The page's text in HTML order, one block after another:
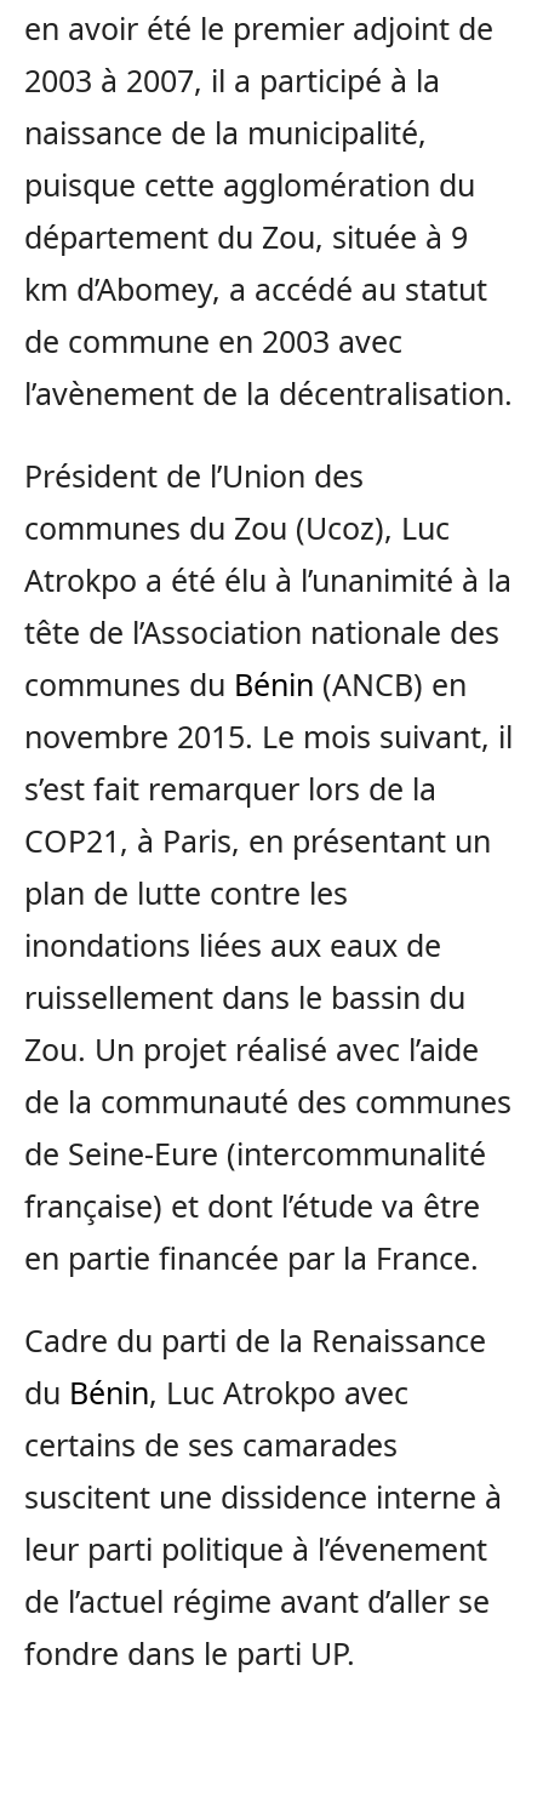
en avoir été le premier adjoint de
2003 à 2007, il a participé à la
naissance de la municipalité,
puisque cette agglomération du
département du Zou, située à 9
km d’Abomey, a accédé au statut
de commune en 2003 avec
l’avènement de la décentralisation.
Président de l’Union des
communes du Zou (Ucoz), Luc
Atrokpo a été élu à l’unanimité à la
tête de l’Association nationale des
communes du Bénin (ANCB) en
novembre 2015. Le mois suivant, il
s’est fait remarquer lors de la
COP21, à Paris, en présentant un
plan de lutte contre les
inondations liées aux eaux de
ruissellement dans le bassin du
Zou. Un projet réalisé avec l’aide
de la communauté des communes
de Seine-Eure (intercommunalité
française) et dont l’étude va être
en partie financée par la France.
Cadre du parti de la Renaissance
du Bénin, Luc Atrokpo avec
certains de ses camarades
suscitent une dissidence interne à
leur parti politique à l’évenement
de l’actuel régime avant d’aller se
fondre dans le parti UP.